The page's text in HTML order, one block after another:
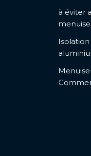
à éviter